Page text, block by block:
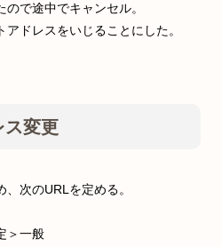
で途中でキャンセル。
ドレスをいじることにした。
ス変更
次のURLを定める。
＞一般